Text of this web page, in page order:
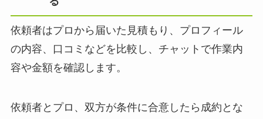
依頼者はプロから届いた見積もり、プロフィール
の内容、口コミなどを比較し、チャットで作業内
容や金額を確認します。
依頼者とプロ、双方が条件に合意したら成約とな